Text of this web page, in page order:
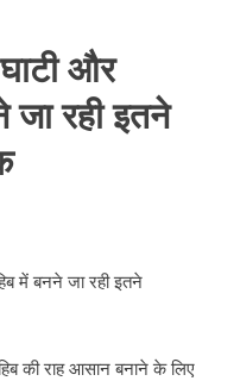
और
रही इतने
में बनने जा रही इतने
की राह आसान बनाने के लिए